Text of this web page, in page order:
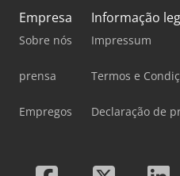
Empresa
Sobre nós
prensa
Empregos
Informação
Impressum
Termos e
Declaração de